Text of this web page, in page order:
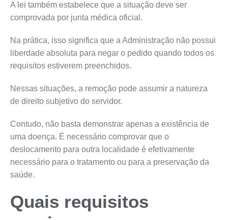
A lei também estabelece que a situação deve ser
comprovada por junta médica oficial.
Na prática, isso significa que a Administração não possui
liberdade absoluta para negar o pedido quando todos os
requisitos estiverem preenchidos.
Nessas situações, a remoção pode assumir a natureza
de direito subjetivo do servidor.
Contudo, não basta demonstrar apenas a existência de
uma doença. É necessário comprovar que o
deslocamento para outra localidade é efetivamente
necessário para o tratamento ou para a preservação da
saúde.
Quais requisitos